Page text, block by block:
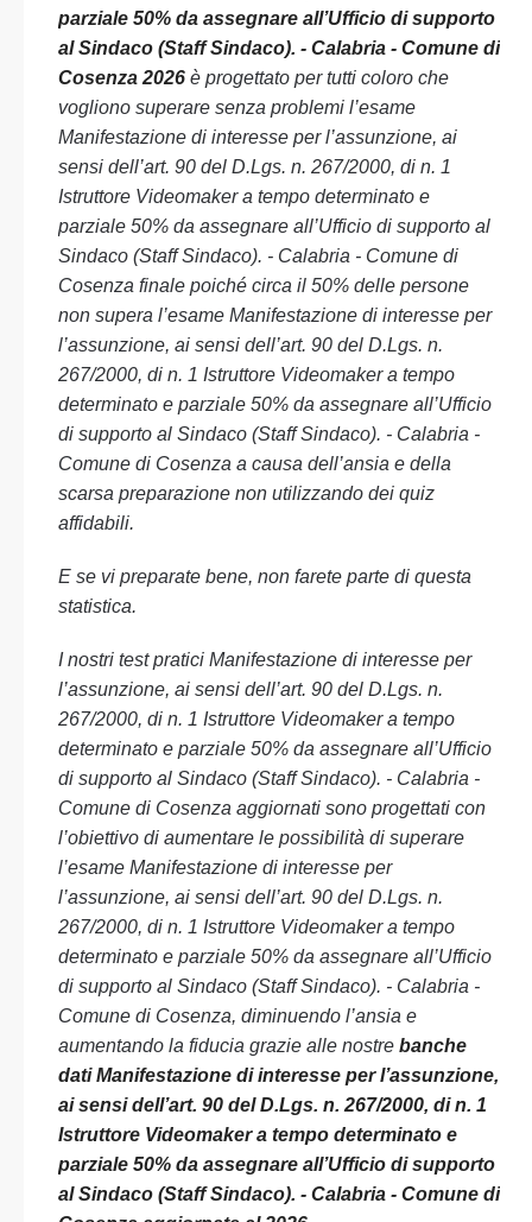
parziale 50% da assegnare all’Ufficio di supporto
al Sindaco (Staff Sindaco). - Calabria - Comune di
Cosenza 2026 è progettato per tutti coloro che
vogliono superare senza problemi l’esame
Manifestazione di interesse per l’assunzione, ai
sensi dell’art. 90 del D.Lgs. n. 267/2000, di n. 1
Istruttore Videomaker a tempo determinato e
parziale 50% da assegnare all’Ufficio di supporto al
Sindaco (Staff Sindaco). - Calabria - Comune di
Cosenza finale poiché circa il 50% delle persone
non supera l’esame Manifestazione di interesse per
l’assunzione, ai sensi dell’art. 90 del D.Lgs. n.
267/2000, di n. 1 Istruttore Videomaker a tempo
determinato e parziale 50% da assegnare all’Ufficio
di supporto al Sindaco (Staff Sindaco). - Calabria -
Comune di Cosenza a causa dell’ansia e della
scarsa preparazione non utilizzando dei quiz
affidabili.
E se vi preparate bene, non farete parte di questa
statistica.
I nostri test pratici Manifestazione di interesse per
l’assunzione, ai sensi dell’art. 90 del D.Lgs. n.
267/2000, di n. 1 Istruttore Videomaker a tempo
determinato e parziale 50% da assegnare all’Ufficio
di supporto al Sindaco (Staff Sindaco). - Calabria -
Comune di Cosenza aggiornati sono progettati con
l’obiettivo di aumentare le possibilità di superare
l’esame Manifestazione di interesse per
l’assunzione, ai sensi dell’art. 90 del D.Lgs. n.
267/2000, di n. 1 Istruttore Videomaker a tempo
determinato e parziale 50% da assegnare all’Ufficio
di supporto al Sindaco (Staff Sindaco). - Calabria -
Comune di Cosenza, diminuendo l’ansia e
aumentando la fiducia grazie alle nostre banche
dati Manifestazione di interesse per l’assunzione,
ai sensi dell’art. 90 del D.Lgs. n. 267/2000, di n. 1
Istruttore Videomaker a tempo determinato e
parziale 50% da assegnare all’Ufficio di supporto
al Sindaco (Staff Sindaco). - Calabria - Comune di